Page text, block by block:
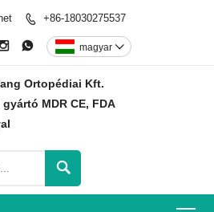
 +86-18030275537
 magyar 
Ortopédiai Kft.
gyártó MDR CE, FDA
